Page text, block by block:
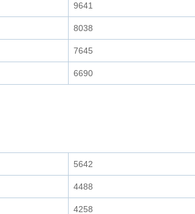
9641
8038
7645
6690
5642
4488
4258